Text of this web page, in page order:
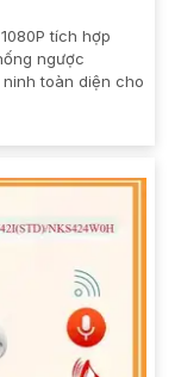
tích hợp
ngược
toàn diện cho